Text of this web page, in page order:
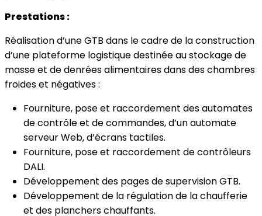
Prestations :
Réalisation d’une GTB dans le cadre de la construction
d’une plateforme logistique destinée au stockage de
masse et de denrées alimentaires dans des chambres
froides et négatives :
Fourniture, pose et raccordement des automates
de contrôle et de commandes, d’un automate
serveur Web, d’écrans tactiles.
Fourniture, pose et raccordement de contrôleurs
DALI.
Développement des pages de supervision GTB.
Développement de la régulation de la chaufferie
et des planchers chauffants.